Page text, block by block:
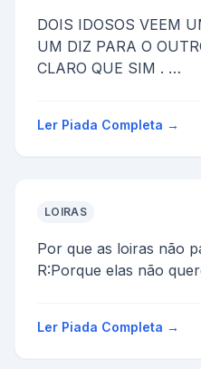
DOIS IDOSOS VEEM
UM DIZ PARA O
CLARO QUE SIM .
Ler Piada Completa →
LOIRAS
Por que as loiras não
R:Porque elas não
Ler Piada Completa →